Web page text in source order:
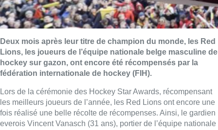
Deux mois après leur titre de champion du monde, les Red
Lions, les joueurs de l’équipe nationale belge masculine de
hockey sur gazon, ont encore été récompensés par la
fédération internationale de hockey (FIH).
Lors de la cérémonie des Hockey Star Awards, récompensant
les meilleurs joueurs de l’année, les Red Lions ont encore une
fois réalisé une belle récolte de récompenses. Ainsi, le gardien
everois Vincent Vanasch (31 ans), portier de l’équipe nationale